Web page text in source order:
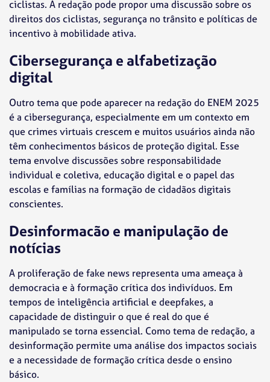
ciclistas. A redação pode propor uma discussão sobre os
direitos dos ciclistas, segurança no trânsito e políticas de
incentivo à mobilidade ativa.
Cibersegurança e alfabetização
digital
Outro tema que pode aparecer na redação do ENEM 2025
é a cibersegurança, especialmente em um contexto em
que crimes virtuais crescem e muitos usuários ainda não
têm conhecimentos básicos de proteção digital. Esse
tema envolve discussões sobre responsabilidade
individual e coletiva, educação digital e o papel das
escolas e famílias na formação de cidadãos digitais
conscientes.
Desinformacão e manipulação de
notícias
A proliferação de fake news representa uma ameaça à
democracia e à formação crítica dos indivíduos. Em
tempos de inteligência artificial e deepfakes, a
capacidade de distinguir o que é real do que é
manipulado se torna essencial. Como tema de redação, a
desinformação permite uma análise dos impactos sociais
e a necessidade de formação crítica desde o ensino
básico.